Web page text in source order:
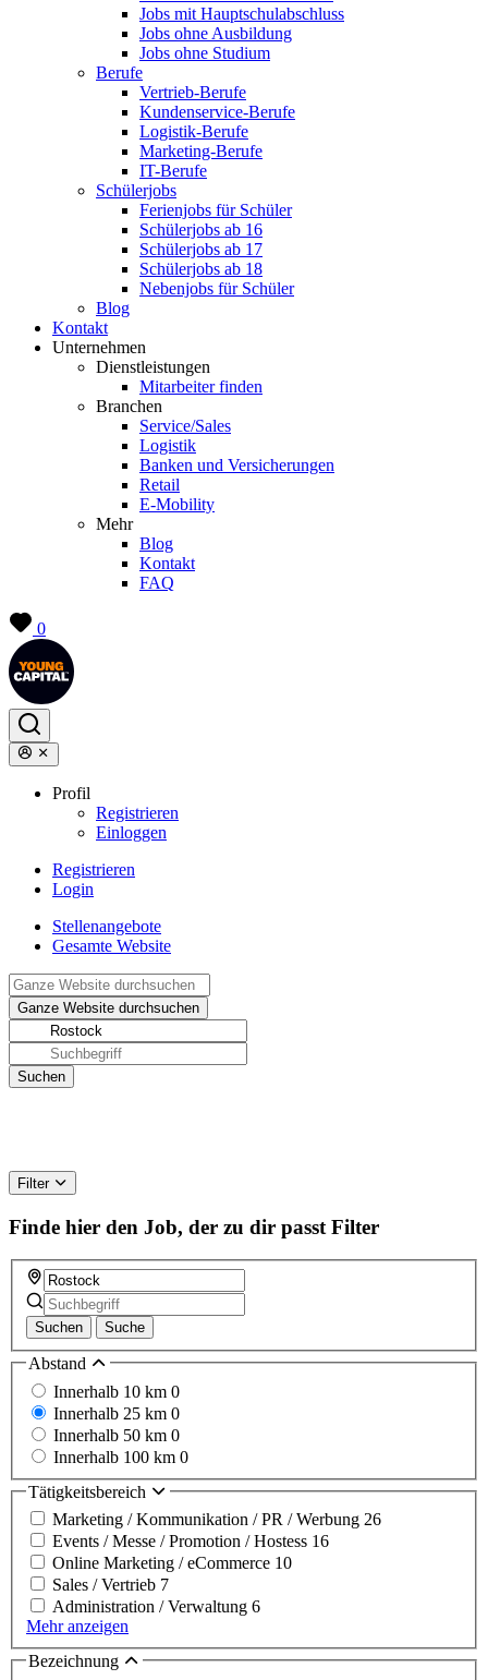
Jobs mit Hauptschulabschluss
Jobs ohne Ausbildung
Jobs ohne Studium
Berufe
Vertrieb-Berufe
Kundenservice-Berufe
Logistik-Berufe
Marketing-Berufe
IT-Berufe
Schülerjobs
Ferienjobs für Schüler
Schülerjobs ab 16
Schülerjobs ab 17
Schülerjobs ab 18
Nebenjobs für Schüler
Blog
Kontakt
Unternehmen
Dienstleistungen
Mitarbeiter finden
Branchen
Service/Sales
Logistik
Banken und Versicherungen
Retail
E-Mobility
Mehr
Blog
Kontakt
FAQ
0
Profil
Registrieren
Einloggen
Registrieren
Login
Stellenangebote
Gesamte Website
Filter
Finde hier den Job, der zu dir passt Filter
Suchen Suche
Abstand
Innerhalb 10 km 0
Innerhalb 25 km 0
Innerhalb 50 km 0
Innerhalb 100 km 0
Tätigkeitsbereich
Marketing / Kommunikation / PR / Werbung 26
Events / Messe / Promotion / Hostess 16
Online Marketing / eCommerce 10
Sales / Vertrieb 7
Administration / Verwaltung 6
Mehr anzeigen
Bezeichnung